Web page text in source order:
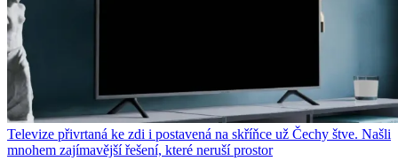
Televize přivrtaná ke zdi i postavená na skříňce už Čechy štve. Našli
mnohem zajímavější řešení, které neruší prostor